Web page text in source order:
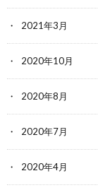
2021年3月
2020年10月
2020年8月
2020年7月
2020年4月